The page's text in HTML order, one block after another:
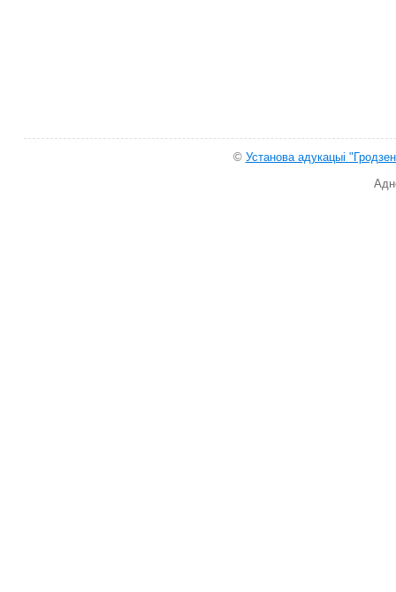
© Установа адукацыі